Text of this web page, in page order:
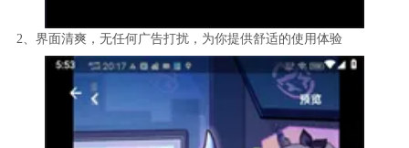
2、界面清爽，无任何广告打扰，为你提供舒适的使用体验